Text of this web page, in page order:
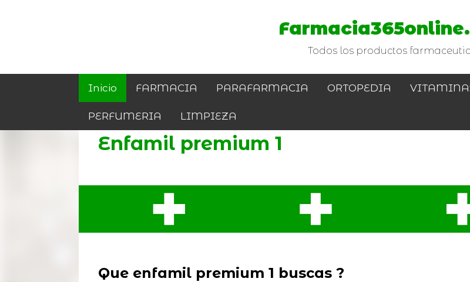
Todos los productos
Inicio FARMACIA PARAFARMACIA ORTOPEDIA
PERFUMERIA LIMPIEZA
Enfamil premium 1
Que enfamil premium 1 buscas ?